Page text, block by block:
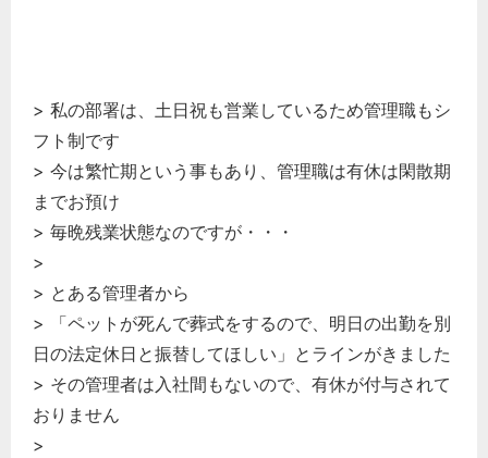
> 私の部署は、土日祝も営業しているため管理職もシ
フト制です
> 今は繁忙期という事もあり、管理職は有休は閑散期
までお預け
> 毎晩残業状態なのですが・・・
>
> とある管理者から
> 「ペットが死んで葬式をするので、明日の出勤を別
日の法定休日と振替してほしい」とラインがきました
> その管理者は入社間もないので、有休が付与されて
おりません
>